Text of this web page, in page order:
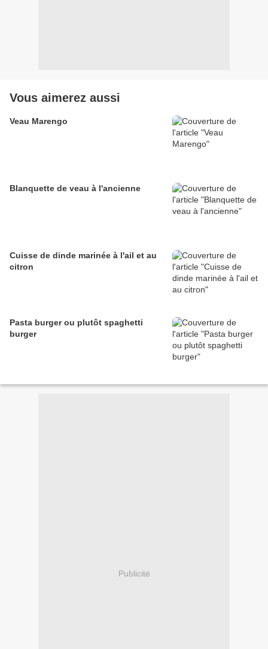
Vous aimerez aussi
Veau Marengo
Blanquette de veau à l'ancienne
Cuisse de dinde marinée à l'ail et au
citron
Pasta burger ou plutôt spaghetti
burger
Publicité